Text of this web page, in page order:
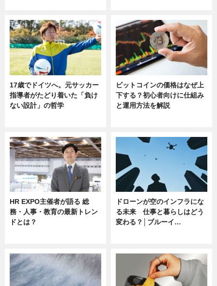
17歳でドイツへ。元サッカー
指導者がたどり着いた「負け
ない設計」の哲学
ビットコインの価格はなぜ上
下する？初心者向けに仕組み
と運用方法を解説
HR EXPO主催者が語る 総
務・人事・教育の最新トレン
ドとは？
ドローンが空のインフラにな
る未来 仕事と暮らしはどう
変わる？│ブルーイ…